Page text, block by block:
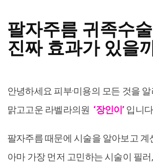
팔자주름 귀족수
진짜 효과가 있을
안녕하세요 피부·미용의 모든 것을
맑고고운 라벨라의원 ‘장인이’ 입니
팔자주름 때문에 시술을 알아보고 계
아마 가장 먼저 고민하는 시술이 필